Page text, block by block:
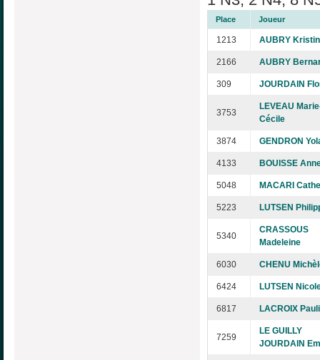
Place Joueur
1213 AUBRY
2166 AUBRY
309 JOURDAIN
3753
LEVEAU
Cécile
3874 GENDRON
4133 BOUISSE
5048 MACARI
5223 LUTSEN
5340
CRASSOUS
Madeleine
6030 CHENU
6424 LUTSEN
6817 LACROIX
7259
LE GUILLY
JOURDAIN